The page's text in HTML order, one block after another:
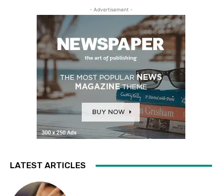
- Advertisement -
LATEST ARTICLES